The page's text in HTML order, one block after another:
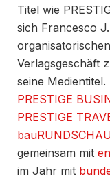
Titel wie
sich Francesco
Verlagsgeschäft
seine
PRESTIGE
PRESTIGE
gemeinsam mit
im Jahr mit